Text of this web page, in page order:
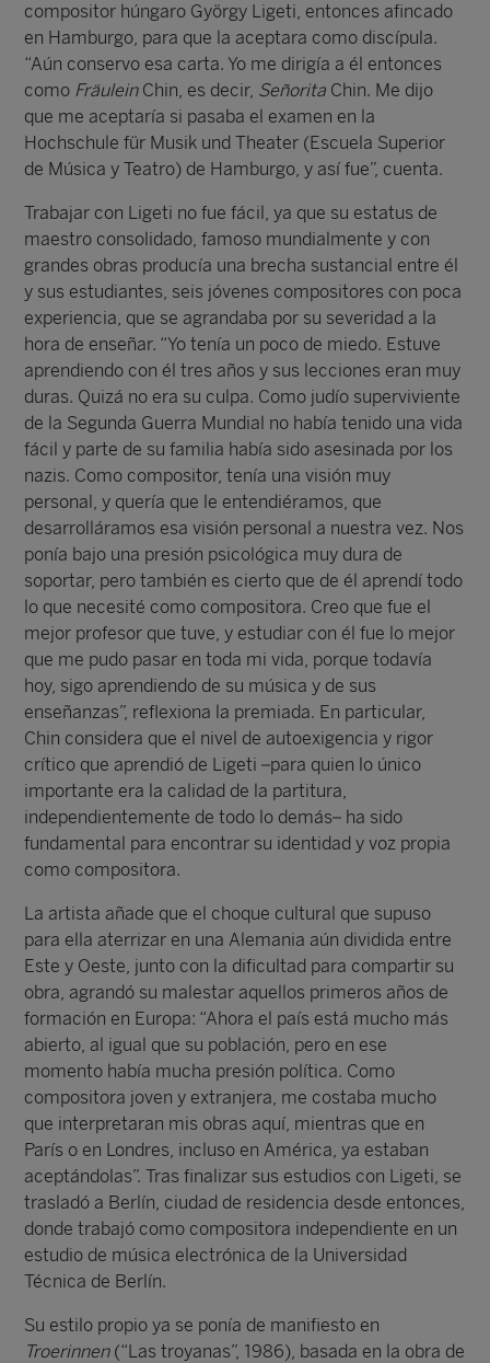
compositor húngaro György Ligeti, entonces afincado
en Hamburgo, para que la aceptara como discípula.
“Aún conservo esa carta. Yo me dirigía a él entonces
como FräuleinChin, es decir, Señorita Chin. Me dijo
que me aceptaría si pasaba el examen en la
Hochschule für Musik und Theater (Escuela Superior
de Música y Teatro) de Hamburgo, y así fue”, cuenta.
Trabajar con Ligeti no fue fácil, ya que su estatus de
maestro consolidado, famoso mundialmente y con
grandes obras producía una brecha sustancial entre él
y sus estudiantes, seis jóvenes compositores con poca
experiencia, que se agrandaba por su severidad a la
hora de enseñar. “Yo tenía un poco de miedo. Estuve
aprendiendo con él tres años y sus lecciones eran muy
duras. Quizá no era su culpa. Como judío superviviente
de la Segunda Guerra Mundial no había tenido una vida
fácil y parte de su familia había sido asesinada por los
nazis. Como compositor, tenía una visión muy
personal, y quería que le entendiéramos, que
desarrolláramos esa visión personal a nuestra vez. Nos
ponía bajo una presión psicológica muy dura de
soportar, pero también es cierto que de él aprendí todo
lo que necesité como compositora. Creo que fue el
mejor profesor que tuve, y estudiar con él fue lo mejor
que me pudo pasar en toda mi vida, porque todavía
hoy, sigo aprendiendo de su música y de sus
enseñanzas”, reflexiona la premiada. En particular,
Chin considera que el nivel de autoexigencia y rigor
crítico que aprendió de Ligeti –para quien lo único
importante era la calidad de la partitura,
independientemente de todo lo demás– ha sido
fundamental para encontrar su identidad y voz propia
como compositora.
La artista añade que el choque cultural que supuso
para ella aterrizar en una Alemania aún dividida entre
Este y Oeste, junto con la dificultad para compartir su
obra, agrandó su malestar aquellos primeros años de
formación en Europa: “Ahora el país está mucho más
abierto, al igual que su población, pero en ese
momento había mucha presión política. Como
compositora joven y extranjera, me costaba mucho
que interpretaran mis obras aquí, mientras que en
París o en Londres, incluso en América, ya estaban
aceptándolas”. Tras finalizar sus estudios con Ligeti, se
trasladó a Berlín, ciudad de residencia desde entonces,
donde trabajó como compositora independiente en un
estudio de música electrónica de la Universidad
Técnica de Berlín.
Su estilo propio ya se ponía de manifiesto en
Troerinnen (“Las troyanas”, 1986), basada en la obra de